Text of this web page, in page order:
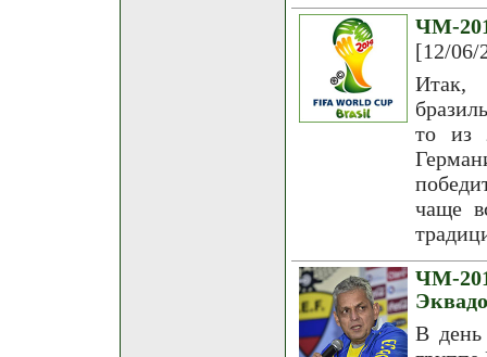
ЧМ-
[12/06/
Итак,
то из
чаще
ЧМ-
В день